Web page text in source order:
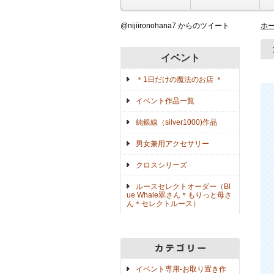
@nijiironohana7 からのツイート
イベント
＊1日だけの魔法のお店 ＊
イベント作品一覧
純銀線（silver1000)作品
男女兼用アクセサリー
クロスシリーズ
ルースセレクトオーダー（Bl
ue Whale翠さん＊もりっと母さ
ん＊セレクトルース）
イベント専用-お取り置き作
ホ